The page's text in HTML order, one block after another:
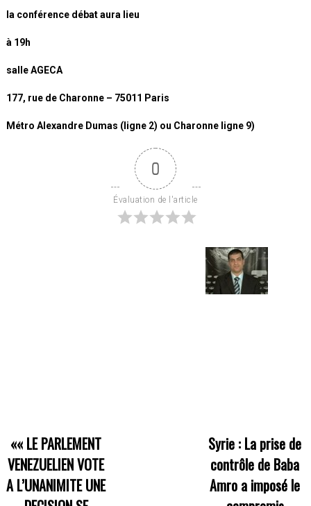
la conférence débat aura lieu
à 19h
salle AGECA
177, rue de Charonne – 75011 Paris
Métro Alexandre Dumas (ligne 2) ou Charonne ligne 9)
0
Évaluation de l'article
«« LE PARLEMENT
VENEZUELIEN VOTE
A L’UNANIMITE UNE
Syrie : La prise de
contrôle de Baba
Amro a imposé le